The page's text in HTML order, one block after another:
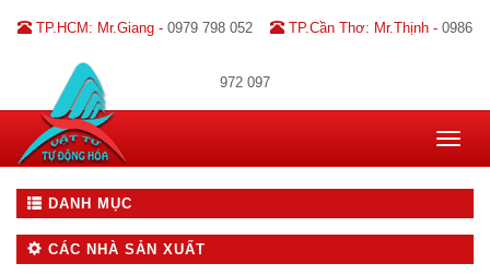
TP.HCM: Mr.Giang - 0979 798 052 TP.Cần Thơ: Mr.Thịnh - 0986
972 097
Toggle
DANH MỤC
CÁC NHÀ SẢN XUẤT